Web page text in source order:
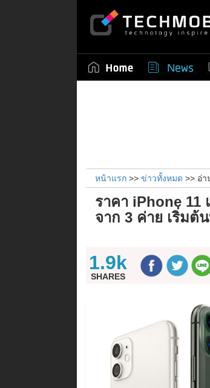
หน้าแรก >> ข่าวทั้งหมด >> อ่
ราคา iPhone 11
จาก 3 ค่าย เริ่มต้
1.9k
SHARES